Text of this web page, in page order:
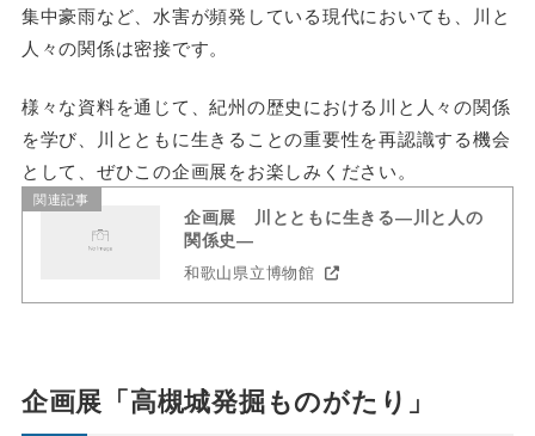
集中豪雨など、水害が頻発している現代においても、川と
人々の関係は密接です。
様々な資料を通じて、紀州の歴史における川と人々の関係
を学び、川とともに生きることの重要性を再認識する機会
として、ぜひこの企画展をお楽しみください。
関連記事
企画展 川とともに生きる―川と人の
関係史―
和歌山県立博物館
企画展「高槻城発掘ものがたり」